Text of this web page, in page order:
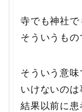
寺でも神社で
そういうもの
そういう意
いけないの
結果以前に患